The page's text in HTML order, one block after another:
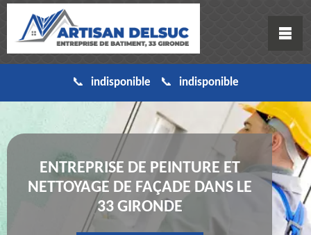
indisponible indisponible
ENTREPRISE DE PEINTURE ET
NETTOYAGE DE FAÇADE DANS LE
33 GIRONDE